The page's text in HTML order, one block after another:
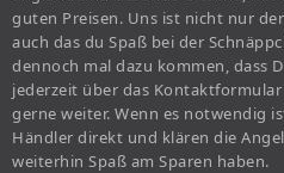
guten Preisen. Uns ist nicht nur
auch das du Spaß bei der
dennoch mal dazu kommen, dass
jederzeit über das
gerne weiter. Wenn es notwendig
Händler direkt und klären die
weiterhin Spaß am Sparen haben.